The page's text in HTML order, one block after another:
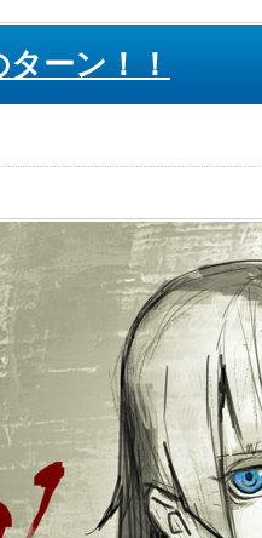
ーン！！